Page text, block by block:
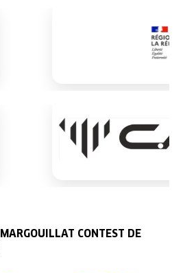
MARGOUILLAT CONTEST DE